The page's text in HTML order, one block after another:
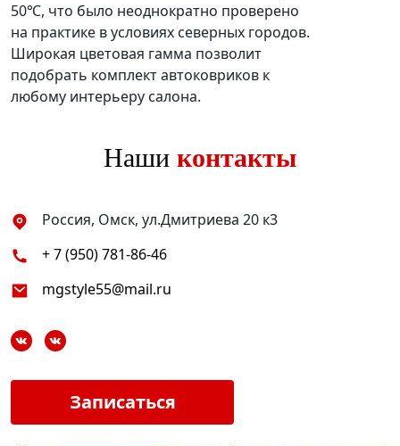
50℃, что было неоднократно проверено
на практике в условиях северных городов.
Широкая цветовая гамма позволит
подобрать комплект автоковриков к
любому интерьеру салона.
Наши контакты
Россия, Омск, ул.Дмитриева 20 к3
+ 7 (950) 781-86-46
mgstyle55@mail.ru
Записаться